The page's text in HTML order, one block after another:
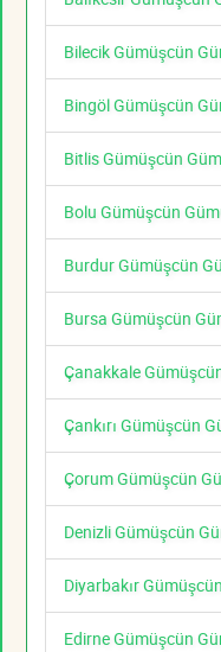
Bilecik Gümüşcün
Bingöl Gümüşcün
Bitlis Gümüşcün
Bolu Gümüşcün
Burdur Gümüşcün
Bursa Gümüşcün
Çanakkale
Çankırı Gümüşcün
Çorum Gümüşcün
Denizli Gümüşcün
Diyarbakır
Edirne Gümüşcün